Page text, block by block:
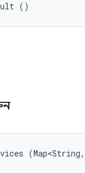
()
(Map<String,